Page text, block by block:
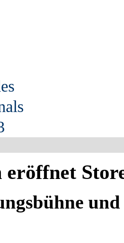
eröffnet